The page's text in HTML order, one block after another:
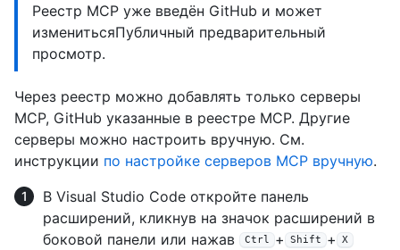
Реестр MCP уже введён GitHub и может
изменитьсяПубличный предварительный
просмотр.
Через реестр можно добавлять только серверы
MCP, GitHub указанные в реестре MCP. Другие
серверы можно настроить вручную. См.
инструкции по настройке серверов MCP вручную.
В Visual Studio Code откройте панель
расширений, кликнув на значок расширений в
боковой панели или нажав
Ctrl + Shift + X